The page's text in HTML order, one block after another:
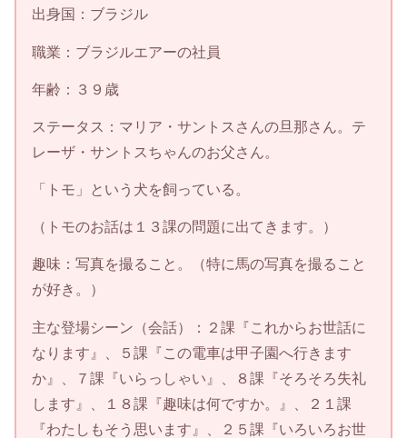
出身国：ブラジル
職業：ブラジルエアーの社員
年齢：３９歳
ステータス：マリア・サントスさんの旦那さん。テ
レーザ・サントスちゃんのお父さん。
「トモ」という犬を飼っている。
（トモのお話は１３課の問題に出てきます。）
趣味：写真を撮ること。（特に馬の写真を撮ること
が好き。）
主な登場シーン（会話）：２課『これからお世話に
なります』、５課『この電車は甲子園へ行きます
か』、７課『いらっしゃい』、８課『そろそろ失礼
します』、１８課『趣味は何ですか。』、２１課
『わたしもそう思います』、２５課『いろいろお世